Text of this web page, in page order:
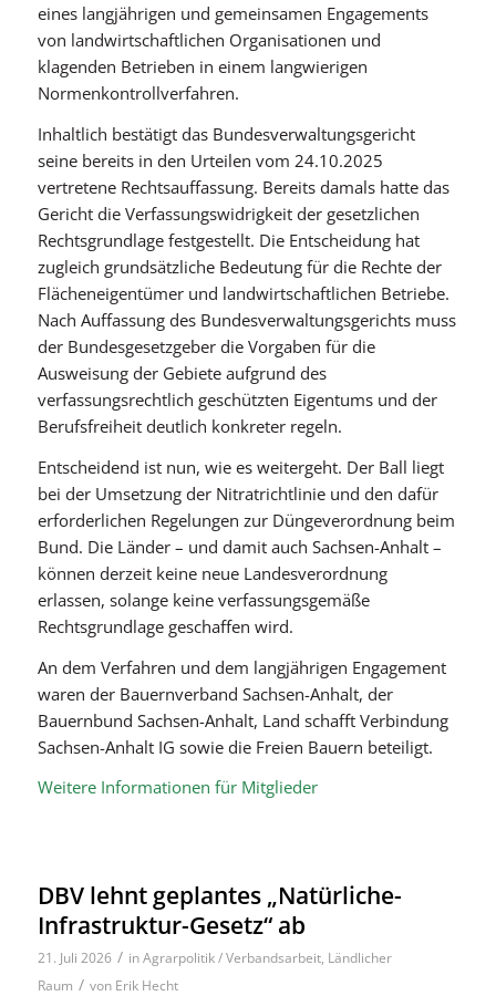
eines langjährigen und gemeinsamen Engagements
von landwirtschaftlichen Organisationen und
klagenden Betrieben in einem langwierigen
Normenkontrollverfahren.
Inhaltlich bestätigt das Bundesverwaltungsgericht
seine bereits in den Urteilen vom 24.10.2025
vertretene Rechtsauffassung. Bereits damals hatte das
Gericht die Verfassungswidrigkeit der gesetzlichen
Rechtsgrundlage festgestellt. Die Entscheidung hat
zugleich grundsätzliche Bedeutung für die Rechte der
Flächeneigentümer und landwirtschaftlichen Betriebe.
Nach Auffassung des Bundesverwaltungsgerichts muss
der Bundesgesetzgeber die Vorgaben für die
Ausweisung der Gebiete aufgrund des
verfassungsrechtlich geschützten Eigentums und der
Berufsfreiheit deutlich konkreter regeln.
Entscheidend ist nun, wie es weitergeht. Der Ball liegt
bei der Umsetzung der Nitratrichtlinie und den dafür
erforderlichen Regelungen zur Düngeverordnung beim
Bund. Die Länder – und damit auch Sachsen-Anhalt –
können derzeit keine neue Landesverordnung
erlassen, solange keine verfassungsgemäße
Rechtsgrundlage geschaffen wird.
An dem Verfahren und dem langjährigen Engagement
waren der Bauernverband Sachsen-Anhalt, der
Bauernbund Sachsen-Anhalt, Land schafft Verbindung
Sachsen-Anhalt IG sowie die Freien Bauern beteiligt.
Weitere Informationen für Mitglieder
DBV lehnt geplantes „Natürliche-
Infrastruktur-Gesetz“ ab
21. Juli 2026 / inAgrarpolitik / Verbandsarbeit, Ländlicher
Raum / von Erik Hecht